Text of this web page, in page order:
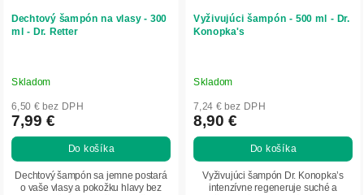
Dechtový šampón na vlasy - 300
ml - Dr. Retter
Skladom
6,50 € bez DPH
7,99 €
Do košíka
Dechtový šampón sa jemne postará
o vaše vlasy a pokožku hlavy bez
Vyživujúci šampón - 500 ml - Dr.
Konopka's
Skladom
7,24 € bez DPH
8,90 €
Do košíka
Vyživujúci šampón Dr. Konopka’s
intenzívne regeneruje suché a